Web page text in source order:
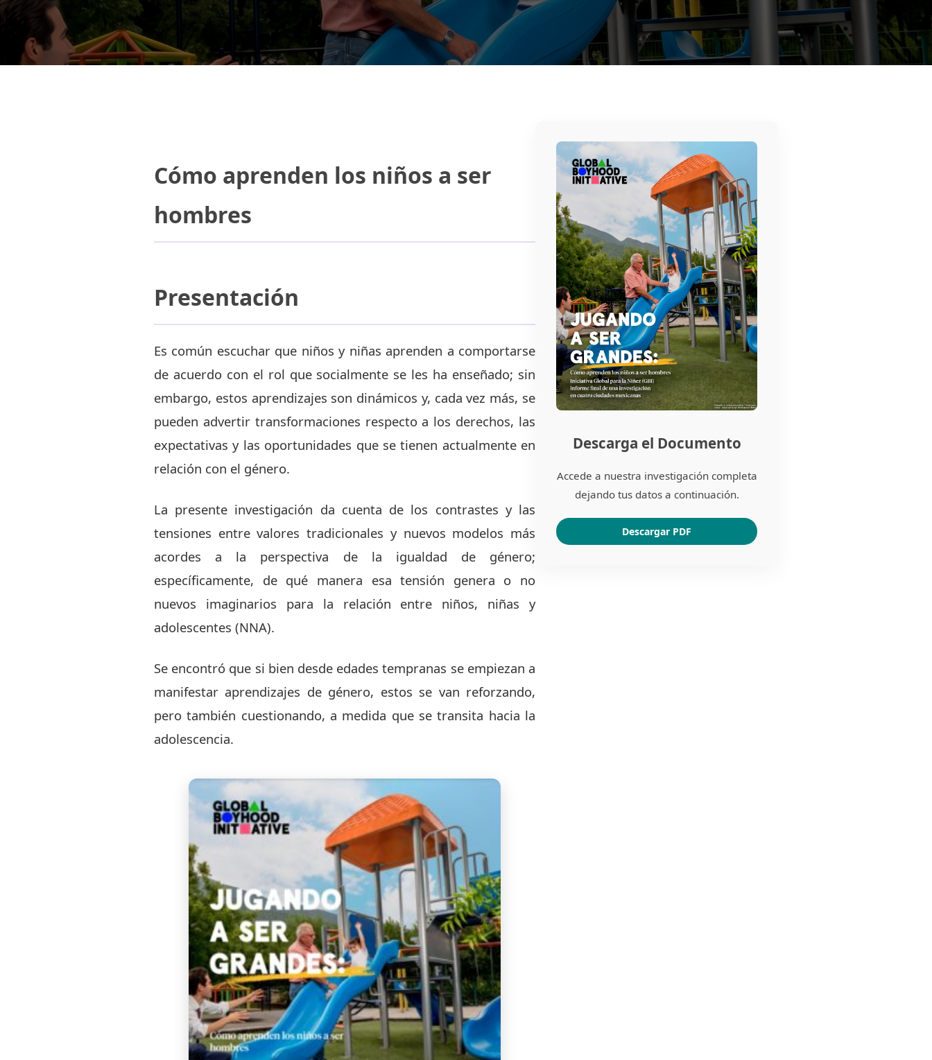
Cómo aprenden los niños a ser
hombres
Presentación
Es común escuchar que niños y niñas aprenden a comportarse
de acuerdo con el rol que socialmente se les ha enseñado; sin
embargo, estos aprendizajes son dinámicos y, cada vez más, se
pueden advertir transformaciones respecto a los derechos, las
expectativas y las oportunidades que se tienen actualmente en
relación con el género.
La presente investigación da cuenta de los contrastes y las
tensiones entre valores tradicionales y nuevos modelos más
acordes a la perspectiva de la igualdad de género;
específicamente, de qué manera esa tensión genera o no
nuevos imaginarios para la relación entre niños, niñas y
adolescentes (NNA).
Se encontró que si bien desde edades tempranas se empiezan a
manifestar aprendizajes de género, estos se van reforzando,
pero también cuestionando, a medida que se transita hacia la
adolescencia.
Descarga el Documento
Accede a nuestra investigación completa
dejando tus datos a continuación.
Descargar PDF